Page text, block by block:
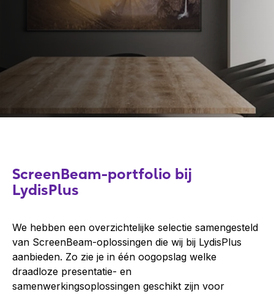
ScreenBeam-portfolio bij
LydisPlus
We hebben een overzichtelijke selectie samengesteld
van ScreenBeam-oplossingen die wij bij LydisPlus
aanbieden. Zo zie je in één oogopslag welke
draadloze presentatie- en
samenwerkingsoplossingen geschikt zijn voor